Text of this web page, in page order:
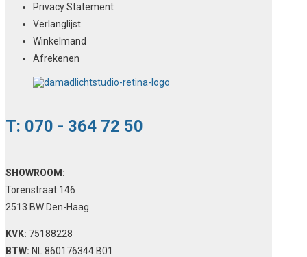
Privacy Statement
Verlanglijst
Winkelmand
Afrekenen
T: 070 - 364 72 50
SHOWROOM:
Torenstraat 146
2513 BW Den-Haag
KVK: 75188228
BTW: NL 860176344 B01